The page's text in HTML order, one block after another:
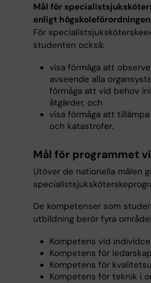
Mål för
enligt högskoleförordningen
För
studenten också:
visa förmåga att
avseende alla
förmåga att vid behov
åtgärder, och
visa förmåga att
och katastrofer.
Mål för programmet
Utöver de nationella målen
De kompetenser som
utbildning berör fyra
Kompetens vid
Kompetens för
Kompetens för
Kompetens för teknik i